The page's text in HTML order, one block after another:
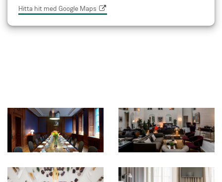
Hitta hit med Google Maps